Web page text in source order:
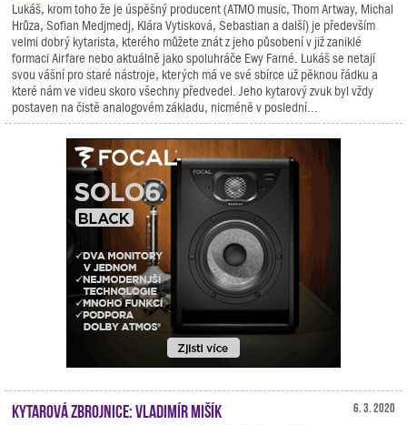
Lukáš, krom toho že je úspěšný producent (ATMO music, Thom Artway, Michal
Hrůza, Sofian Medjmedj, Klára Vytisková, Sebastian a další) je především
velmi dobrý kytarista, kterého můžete znát z jeho působení v již zaniklé
formaci Airfare nebo aktuálně jako spoluhráče Ewy Farné. Lukáš se netají
svou vášní pro staré nástroje, kterých má ve své sbírce už pěknou řádku a
které nám ve videu skoro všechny předvedel. Jeho kytarový zvuk byl vždy
postaven na čistě analogovém základu, nicméně v poslední...
6. 3. 2020
Kytarová zbrojnice: Vladimír Mišík